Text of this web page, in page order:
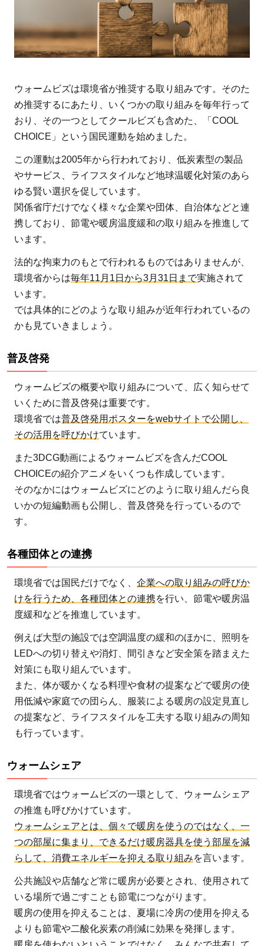
2.3
ウォ
シェ
ア
2.4
省エ
の呼
びか
け
3
環
境
省
が
推
奨
す
ウ
ォ
ー
ム
ビ
ズ
地
球
温
暖
化
防
止
し
よ
う
ウォームビズは環境省が推奨する取り組みです。そのた
め推奨するにあたり、いくつかの取り組みを毎年行って
おり、その一つとしてクールビズも含めた、「COOL
CHOICE」という国民運動を始めました。
この運動は2005年から行われており、低炭素型の製品
やサービス、ライフスタイルなど地球温暖化対策のあら
ゆる賢い選択を促しています。
関係省庁だけでなく様々な企業や団体、自治体などと連
携しており、節電や暖房温度緩和の取り組みを推進して
います。
法的な拘束力のもとで行われるものではありませんが、
環境省からは毎年11月1日から3月31日まで実施されて
います。
では具体的にどのような取り組みが近年行われているの
かも見ていきましょう。
普及啓発
ウォームビズの概要や取り組みについて、広く知らせて
いくために普及啓発は重要です。
環境省では普及啓発用ポスターをwebサイトで公開し、
その活用を呼びかけています。
また3DCG動画によるウォームビズを含んだCOOL
CHOICEの紹介アニメをいくつも作成しています。
そのなかにはウォームビズにどのように取り組んだら良
いかの短編動画も公開し、普及啓発を行っているので
す。
各種団体との連携
環境省では国民だけでなく、 企業への取り組みの呼びか
けを行うため、各種団体との連携を行い、節電や暖房温
度緩和などを推進しています。
例えば大型の施設では空調温度の緩和のほかに、照明を
LEDへの切り替えや消灯、間引きなど安全策を踏まえた
対策にも取り組んでいます。
また、体が暖かくなる料理や食材の提案などで暖房の使
用低減や家庭での団らん、服装による暖房の設定見直し
の提案など、ライフスタイルを工夫する取り組みの周知
も行っています。
ウォームシェア
環境省ではウォームビズの一環として、ウォームシェア
の推進も呼びかけています。
ウォームシェアとは、個々で暖房を使うのではなく、一
つの部屋に集まり、できるだけ暖房器具を使う部屋を減
らして、消費エネルギーを抑える取り組みを言います。
公共施設や店舗など常に暖房が必要とされ、使用されて
いる場所で過ごすことも節電につながります。
暖房の使用を抑えることは、夏場に冷房の使用を抑える
よりも節電や二酸化炭素の削減に効果を発揮します。